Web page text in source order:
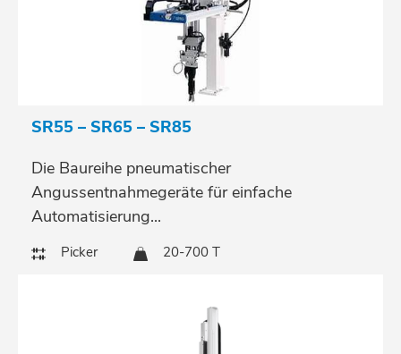
SR55 – SR65 – SR85
Die Baureihe pneumatischer
Angussentnahmegeräte für einfache
Automatisierung...
Picker 20-700 T